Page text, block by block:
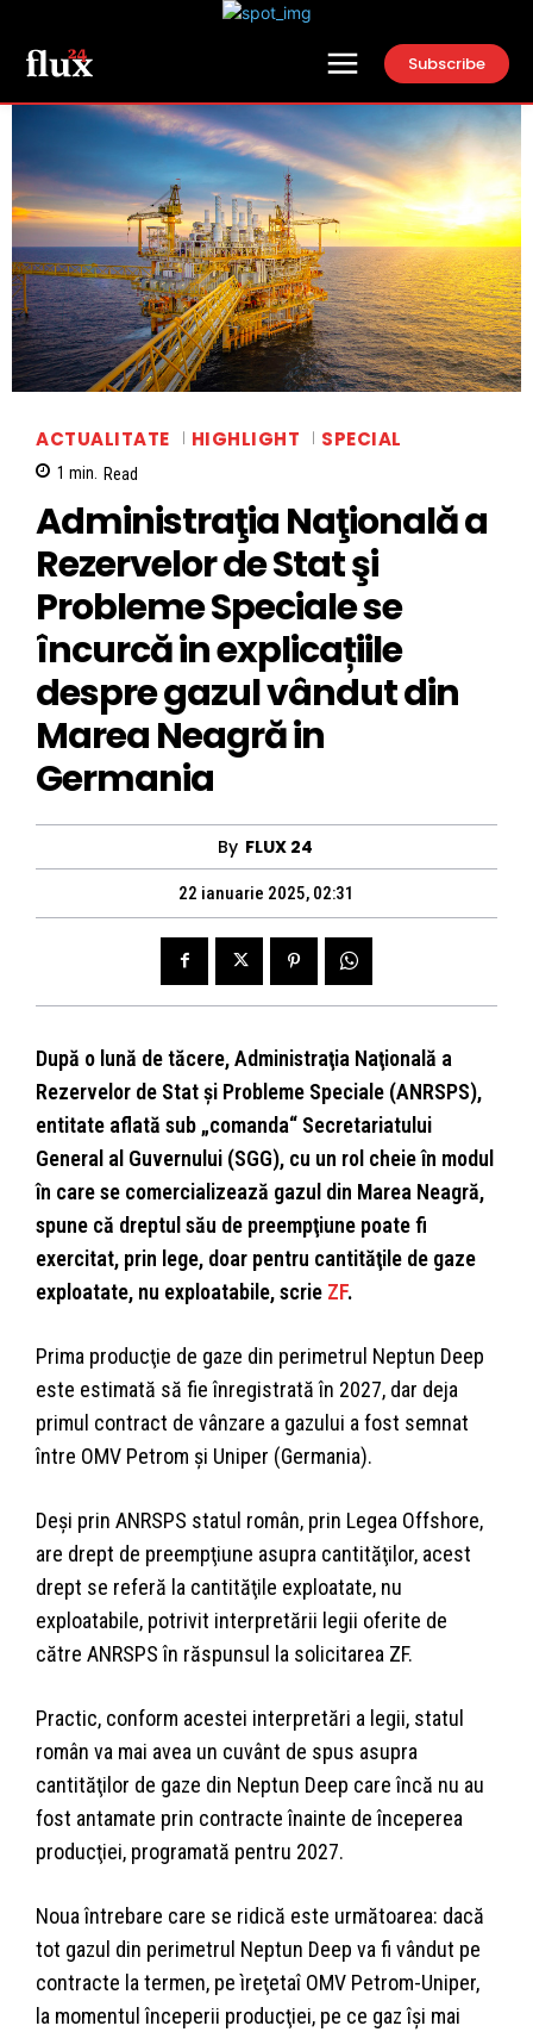
Subscribe
ACTUALITATE HIGHLIGHT SPECIAL
1 min. Read
Adminis­traţia Naţională a
Rezervelor de Stat şi
Probleme Speciale se
încurcă in explicațiile
despre gazul vândut din
Marea Neagră in
Germania
By FLUX 24
22 ianuarie 2025, 02:31
După o lună de tăcere, Adminis­traţia Naţională a
Rezervelor de Stat şi Probleme Speciale (ANRSPS),
entitate aflată sub „comanda“ Secretariatului
General al Guvernului (SGG), cu un rol cheie în modul
în care se comercializează gazul din Marea Neagră,
spune că dreptul său de preempţiune poate fi
exercitat, prin lege, doar pentru cantităţile de gaze
exploatate, nu exploatabile, scrie ZF.
Prima producţie de gaze din perimetrul Neptun Deep
este estimată să fie înregistrată în 2027, dar deja
primul contract de vânzare a gazului a fost semnat
între OMV Petrom şi Uniper (Germania).
Deşi prin ANRSPS statul român, prin Legea Offshore,
are drept de preempţiune asupra cantităţilor, acest
drept se referă la cantităţile exploa­tate, nu
exploatabile, potrivit inter­pretării legii oferite de
către ANRSPS în răspunsul la solicitarea ZF.
Practic, conform acestei interpretări a legii, statul
român va mai avea un cuvânt de spus asupra
cantităţilor de gaze din Neptun Deep care încă nu au
fost antamate prin contracte înainte de începerea
producţiei, programată pentru 2027.
Noua întrebare care se ridică este următoarea: dacă
tot gazul din perimetrul Neptun Deep va fi vândut pe
contracte la termen, pe ìreţetaî OMV Petrom-Uniper,
la momentul începerii producţiei, pe ce gaz îşi mai